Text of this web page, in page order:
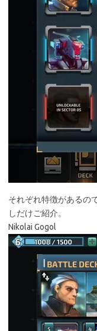
それぞれ特徴があるの
しだけご紹介。
Nikolai Gogol